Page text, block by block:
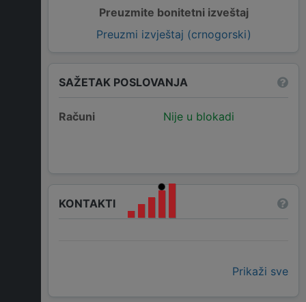
Preuzmite bonitetni izveštaj
Preuzmi izvještaj (crnogorski)
SAŽETAK POSLOVANJA
Računi Nije u blokadi
KONTAKTI
Prikaži sve